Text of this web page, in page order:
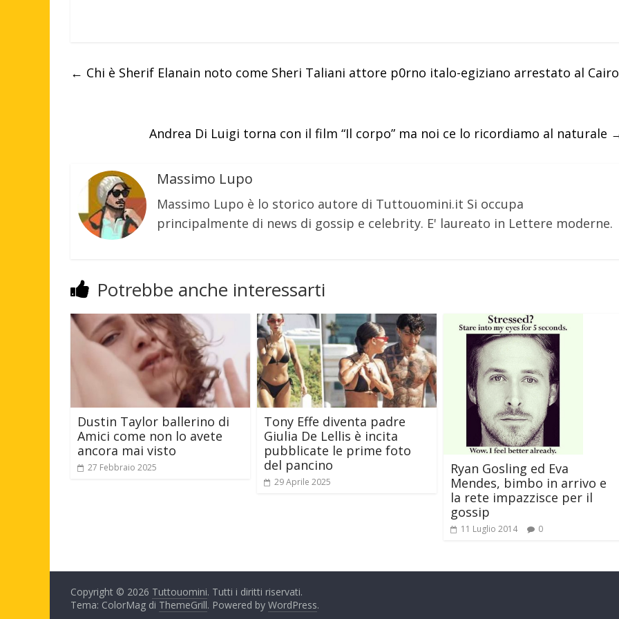
← Chi è Sherif Elanain noto come Sheri Taliani attore p0rno italo-egiziano arrestato al Cairo
Andrea Di Luigi torna con il film “Il corpo” ma noi ce lo ricordiamo al naturale
Massimo Lupo
Massimo Lupo è lo storico autore di Tuttouomini.it Si occupa
principalmente di news di gossip e celebrity. E' laureato in Lettere moderne.
Potrebbe anche interessarti
Dustin Taylor ballerino di
Amici come non lo avete
ancora mai visto
27 Febbraio 2025
Tony Effe diventa padre
Giulia De Lellis è incita
pubblicate le prime foto
del pancino
29 Aprile 2025
Ryan Gosling ed Eva
Mendes, bimbo in arrivo e
la rete impazzisce per il
gossip
11 Luglio 2014 0
Copyright © 2026 Tuttouomini. Tutti i diritti riservati.
Tema: ColorMag di ThemeGrill. Powered by WordPress.